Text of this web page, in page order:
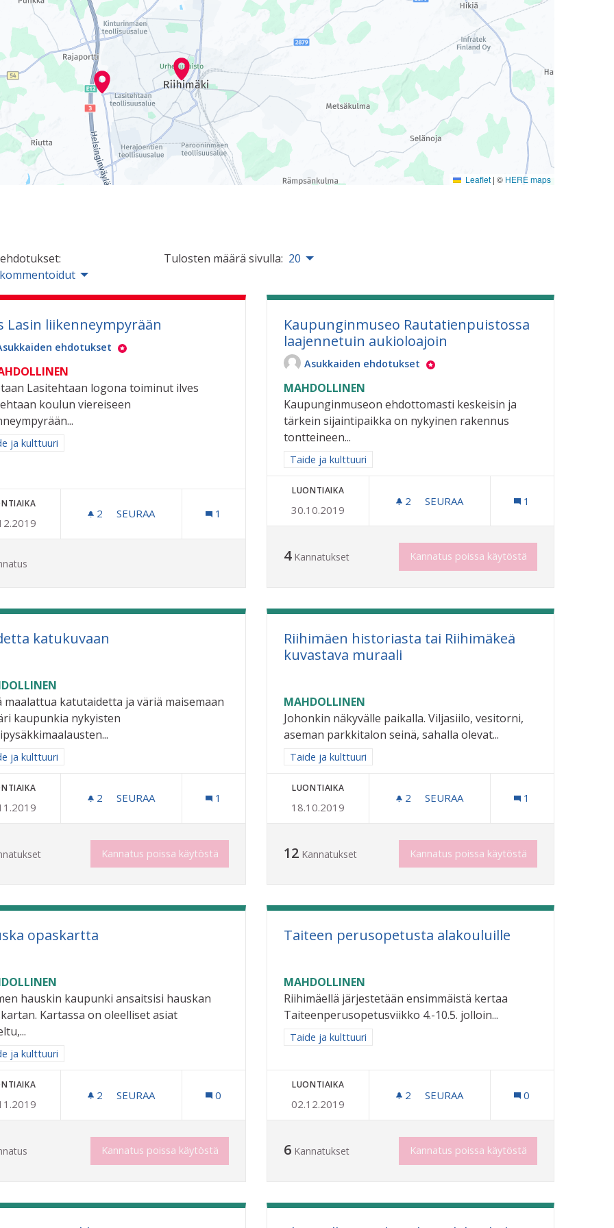
Leaflet | © HERE maps
Tulosten määrä sivulla: 20
Lasin liikenneympyrään
ehdotukset
Lasitehtaan logona toiminut ilves
koulun viereiseen
tulokset aihepiirin mukaan: Taide ja kulttuuri
ja kulttuuri
2 2 SEURAAJAA
SEURAA 1
Kaupunginmuseo Rautatienpuistossa
laajennetuin aukioloajoin
Asukkaiden ehdotukset
MAHDOLLINEN
Kaupunginmuseon ehdottomasti keskeisin ja
tärkein sijaintipaikka on nykyinen rakennus
tontteineen...
Rajaa tulokset aihepiirin mukaan: Taide ja kulttuuri
Taide ja kulttuuri
LUONTIAIKA
30.10.2019
2 2 SEURAAJAA
SEURAA 1
4 Kannatukset Kannatus poissa käytöstä
katukuvaan
maalattua katutaidetta ja väriä maisemaan
kaupunkia nykyisten
tulokset aihepiirin mukaan: Taide ja kulttuuri
ja kulttuuri
2 2 SEURAAJAA
SEURAA 1
Kannatus poissa käytöstä
Riihimäen historiasta tai Riihimäkeä
kuvastava muraali
MAHDOLLINEN
Johonkin näkyvälle paikalla. Viljasiilo, vesitorni,
aseman parkkitalon seinä, sahalla olevat...
Rajaa tulokset aihepiirin mukaan: Taide ja kulttuuri
Taide ja kulttuuri
LUONTIAIKA
18.10.2019
2 2 SEURAAJAA
SEURAA 1
12 Kannatukset Kannatus poissa käytöstä
opaskartta
hauskin kaupunki ansaitsisi hauskan
Kartassa on oleelliset asiat
tulokset aihepiirin mukaan: Taide ja kulttuuri
ja kulttuuri
2 2 SEURAAJAA
SEURAA 0
Kannatus poissa käytöstä
Taiteen perusopetusta alakouluille
MAHDOLLINEN
Riihimäellä järjestetään ensimmäistä kertaa
Taiteenperusopetusviikko 4.-10.5. jolloin...
Rajaa tulokset aihepiirin mukaan: Taide ja kulttuuri
Taide ja kulttuuri
LUONTIAIKA
02.12.2019
2 2 SEURAAJAA
SEURAA 0
6 Kannatukset Kannatus poissa käytöstä